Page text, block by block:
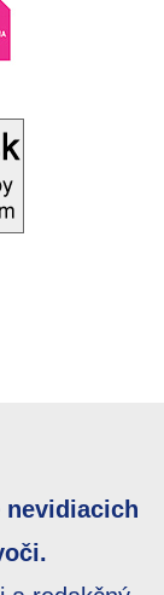
nevidiacich